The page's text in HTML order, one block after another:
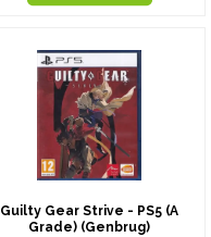
Guilty Gear Strive - PS5 (A
Grade) (Genbrug)